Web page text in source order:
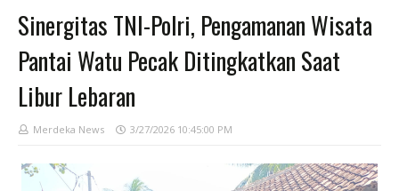
Sinergitas TNI-Polri, Pengamanan Wisata
Pantai Watu Pecak Ditingkatkan Saat
Libur Lebaran
Merdeka News 3/27/2026 10:45:00 PM